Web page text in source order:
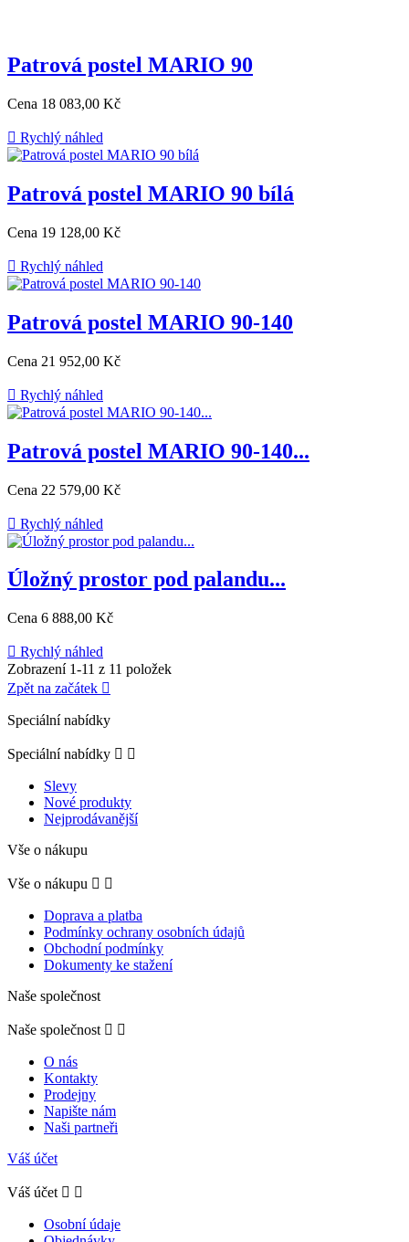
Patrová postel MARIO 90
Cena 18 083,00 Kč
 Rychlý náhled
Patrová postel MARIO 90 bílá
Cena 19 128,00 Kč
 Rychlý náhled
Patrová postel MARIO 90-140
Cena 21 952,00 Kč
 Rychlý náhled
Patrová postel MARIO 90-140...
Cena 22 579,00 Kč
 Rychlý náhled
Úložný prostor pod palandu...
Cena 6 888,00 Kč
 Rychlý náhled
Zobrazení 1-11 z 11 položek
Zpět na začátek 
Speciální nabídky
Speciální nabídky  
Slevy
Nové produkty
Nejprodávanější
Vše o nákupu
Vše o nákupu  
Doprava a platba
Podmínky ochrany osobních údajů
Obchodní podmínky
Dokumenty ke stažení
Naše společnost
Naše společnost  
O nás
Kontakty
Prodejny
Napište nám
Naši partneři
Váš účet
Váš účet  
Osobní údaje